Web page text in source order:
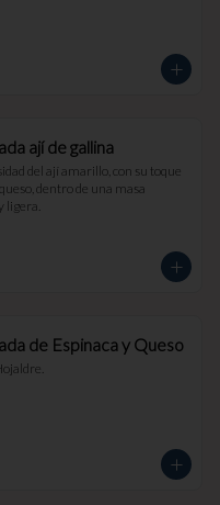
ají de gallina
del ají amarillo, con su toque
dentro de una masa
ligera.
de Espinaca y Queso